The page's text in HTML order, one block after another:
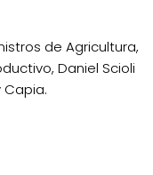
de Agricultura,
Daniel Scioli